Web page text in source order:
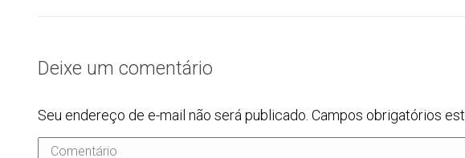
Deixe um comentário
Seu endereço de e-mail não será publicado. Campos obrigatórios
Comentário